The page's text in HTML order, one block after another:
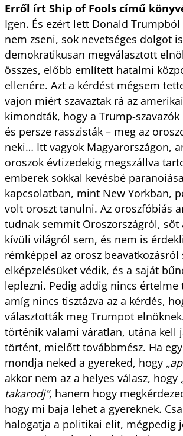
Erről írt Ship of Fools című
Igen. És ezért lett Donald
nem zseni, sok nevetséges dolgot
demokratikusan megválasztott
összes, előbb említett hatalmi
ellenére. Azt a kérdést mégsem
vajon miért szavaztak rá az
kimondták, hogy a Trump-
és persze rasszisták – meg az
neki… Itt vagyok Magyarországon,
oroszok évtizedekig megszállva
emberek sokkal kevésbé
kapcsolatban, mint New Yorkban,
volt oroszt tanulni. Az oroszfóbiás
tudnak semmit Oroszországról, sőt
kívüli világról sem, és nem is
rémképpel az orosz beavatkozásról
elképzelésüket védik, és a saját
leplezni. Pedig addig nincs értelme
amíg nincs tisztázva az a kérdés,
választották meg Trumpot
történik valami váratlan, utána kell
történt, mielőtt továbbmész. Ha
mondja neked a gyereked, hogy
akkor nem az a helyes válasz, hogy
takarodj”, hanem hogy
hogy mi baja lehet a gyereknek.
halogatja a politikai elit, mégpedig